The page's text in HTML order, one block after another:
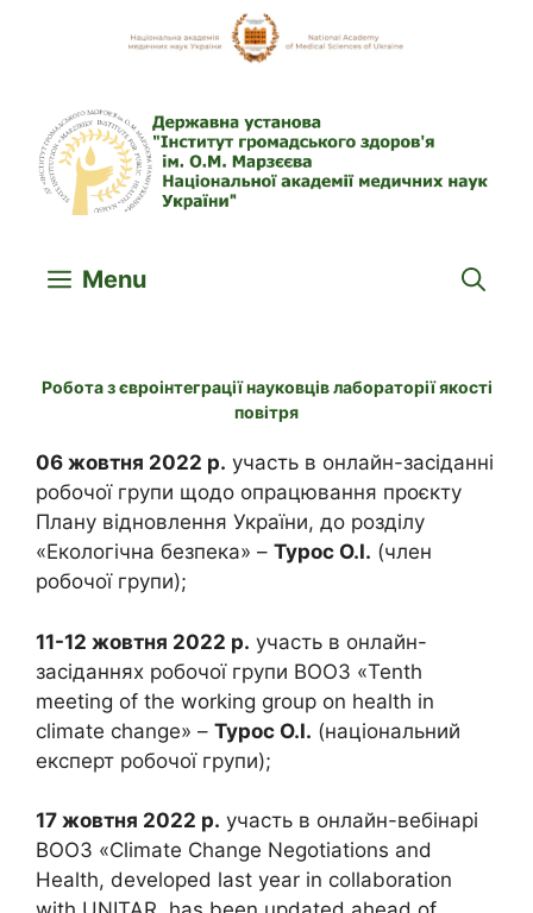
Menu
Робота з євроінтеграції науковців лабораторії якості
повітря
06 жовтня 2022 р. участь в онлайн-засіданні
робочої групи щодо опрацювання проєкту
Плану відновлення України, до розділу
«Екологічна безпека» – Турос О.І. (член
робочої групи);
11-12 жовтня 2022 р. участь в онлайн-
засіданнях робочої групи ВООЗ «Tenth
meeting of the working group on health in
climate change» – Турос О.І. (національний
експерт робочої групи);
17 жовтня 2022 р. участь в онлайн-вебінарі
ВООЗ «Climate Change Negotiations and
Health, developed last year in collaboration